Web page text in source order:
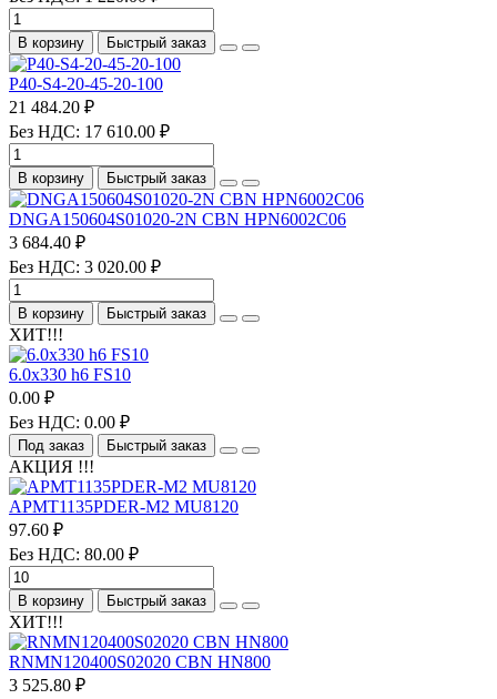
В корзину Быстрый заказ
P40-S4-20-45-20-100
21 484.20 ₽
Без НДС: 17 610.00 ₽
В корзину Быстрый заказ
DNGA150604S01020-2N CBN HPN6002C06
3 684.40 ₽
Без НДС: 3 020.00 ₽
В корзину Быстрый заказ
ХИТ!!!
6.0х330 h6 FS10
0.00 ₽
Без НДС: 0.00 ₽
Под заказ Быстрый заказ
АКЦИЯ !!!
APMT1135PDER-M2 MU8120
97.60 ₽
Без НДС: 80.00 ₽
В корзину Быстрый заказ
ХИТ!!!
RNMN120400S02020 CBN HN800
3 525.80 ₽